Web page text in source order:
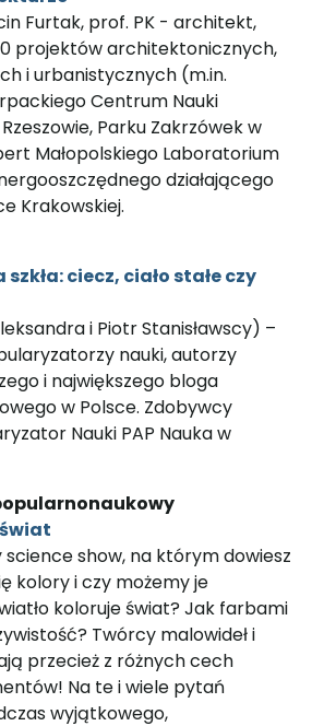
Furtak, prof. PK - architekt,
projektów architektonicznych,
i urbanistycznych (m.in.
Centrum Nauki
Rzeszowie, Parku Zakrzówek w
Małopolskiego Laboratorium
działającego
Krakowskiej.
ciecz, ciało stałe czy
i Piotr Stanisławscy) –
nauki, autorzy
i największego bloga
w Polsce. Zdobywcy
Nauki PAP Nauka w
show, na którym dowiesz
kolory i czy możemy je
koloruje świat? Jak farbami
Twórcy malowideł i
przecież z różnych cech
Na te i wiele pytań
wyjątkowego,